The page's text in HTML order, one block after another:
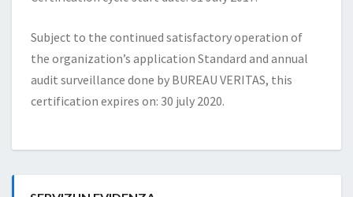
Subject to the continued satisfactory operation of
the organization’s application Standard and annual
audit surveillance done by BUREAU VERITAS, this
certification expires on: 30 july 2020.